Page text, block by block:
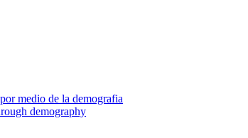
medio de la demografia
demography